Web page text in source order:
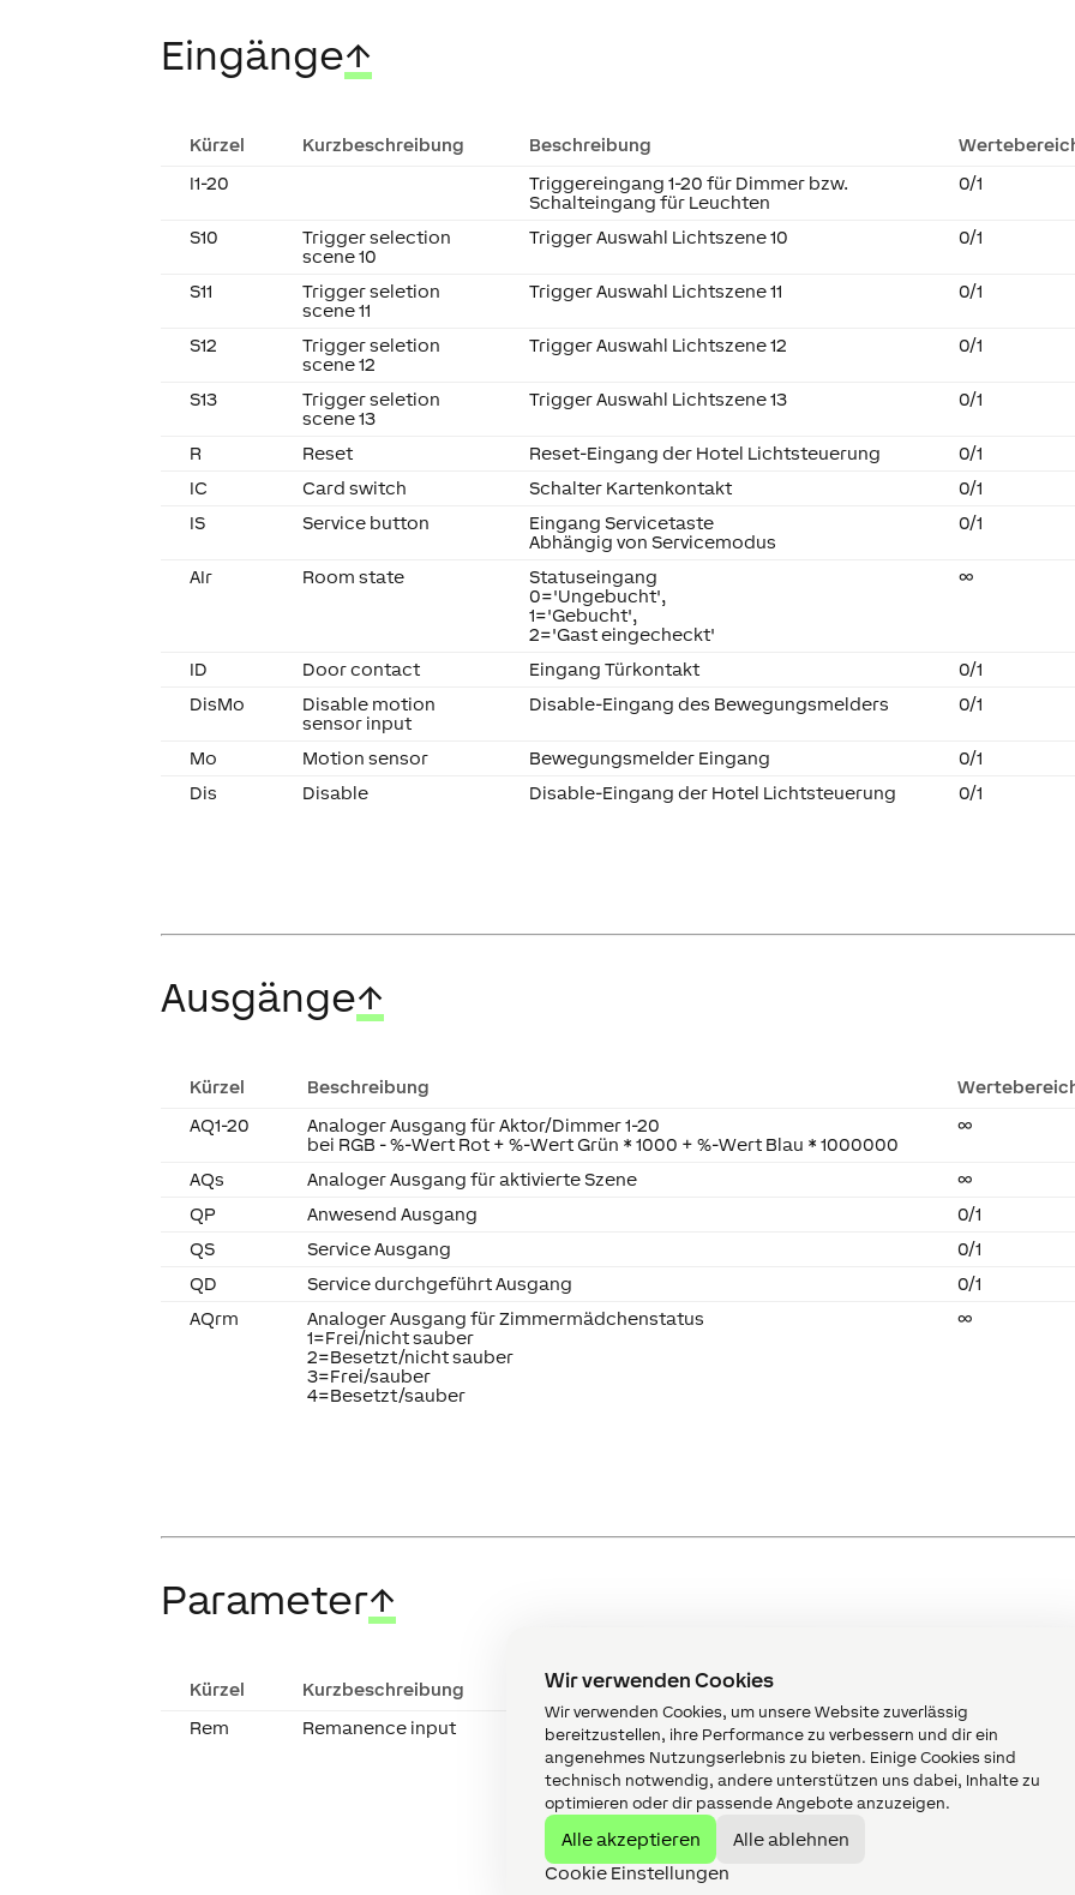
Wir verwenden Cookies
Wir verwenden Cookies, um unsere Website zuverlässig
bereitzustellen, ihre Performance zu verbessern und dir ein
angenehmes Nutzungserlebnis zu bieten. Einige Cookies sind
technisch notwendig, andere unterstützen uns dabei, Inhalte zu
optimieren oder dir passende Angebote anzuzeigen.
Alle akzeptieren
Alle ablehnen
Cookie Einstellungen
Eingänge↑
Kürzel Kurzbeschreibung Beschreibung
I1-20
Triggereingang 1-20 für Dimmer bzw.
Schalteingang für Leuchten
0/1
S10
Trigger selection
scene 10
Trigger Auswahl Lichtszene 10 0/1
S11
Trigger seletion
scene 11
Trigger Auswahl Lichtszene 11 0/1
S12
Trigger seletion
scene 12
Trigger Auswahl Lichtszene 12 0/1
S13
Trigger seletion
scene 13
Trigger Auswahl Lichtszene 13 0/1
R Reset Reset-Eingang der Hotel Lichtsteuerung
0/1
IC
Card switch Schalter Kartenkontakt
0/1
IS
Service button
Eingang Servicetaste
Abhängig von Servicemodus
0/1
AIr Room state
Statuseingang
0='Ungebucht',
1='Gebucht',
2='Gast eingecheckt'
∞
ID Door contact Eingang Türkontakt
0/1
DisMo
Disable motion
sensor input
Disable-Eingang des Bewegungsmelders 0/1
Mo Motion sensor Bewegungsmelder Eingang
0/1
Dis
Disable Disable-Eingang der Hotel Lichtsteuerung 0/1
Ausgänge↑
Kürzel Beschreibung
AQ1-20
Analoger Ausgang für Aktor/Dimmer 1-20
bei RGB - %-Wert Rot + %-Wert Grün * 1000 + %-Wert Blau * 1000000
∞
AQs Analoger Ausgang für aktivierte Szene
∞
QP
Anwesend Ausgang
0/1
QS
Service Ausgang
0/1
QD
Service durchgeführt Ausgang
0/1
AQrm
Analoger Ausgang für Zimmermädchenstatus
1=Frei/nicht sauber
2=Besetzt/nicht sauber
3=Frei/sauber
4=Besetzt/sauber
∞
Parameter↑
Kürzel Kurzbeschreibung Beschreibung Einheit
Rem
Remanence input
Remanenzeingang:
Wenn aktiv, behält
der Baustein
seinen letzten
Zustand nach
einem Miniserver-
Neustart.
Der Zustand des
Bausteins wird
- 0/1